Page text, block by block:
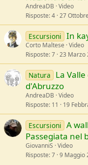
AndreaDB Video
Risposte 4 27
Escursioni In
Corto Maltese Video
Risposte 7 23 Marzo
Natura
La
d'Abruzzo
AndreaDB Video
Risposte 11 19
Escursioni A
Passegiata nel
GiovanniS Video
Risposte 7 9 Maggio